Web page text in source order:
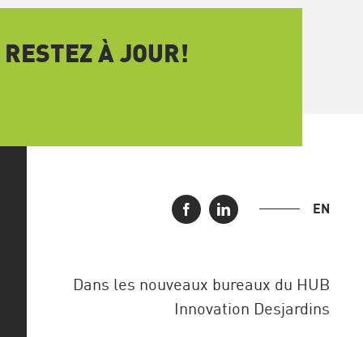
À JOUR!
EN
Dans les nouveaux bureaux du HUB
Innovation Desjardins